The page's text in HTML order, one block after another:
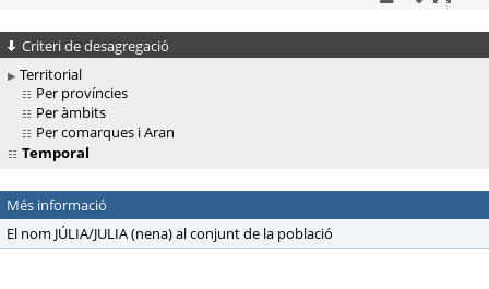
Criteri de desagregació
Territorial
Per províncies
Per àmbits
Per comarques i Aran
Temporal
Més informació
El nom JÚLIA/JULIA (nena) al conjunt de la població